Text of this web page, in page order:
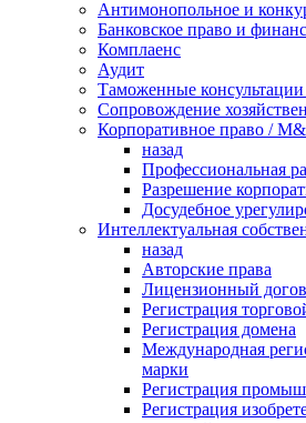
Антимонопольное и
Банковское право и
Комплаенс
Аудит
Таможенные
Сопровождение
Корпоративное право /
назад
Профессиональная
Разрешение
Досудебное
Интеллектуальная
назад
Авторские права
Лицензионный
Регистрация
Регистрация домена
Международная
марки
Регистрация
Регистрация